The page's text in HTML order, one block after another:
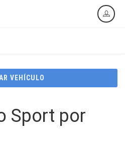
VEHÍCULO
Sport por